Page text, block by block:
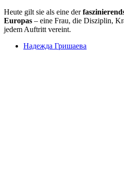
Heute gilt sie als eine der
Europas – eine Frau, die Disziplin,
jedem Auftritt vereint.
Надежда Гришаева